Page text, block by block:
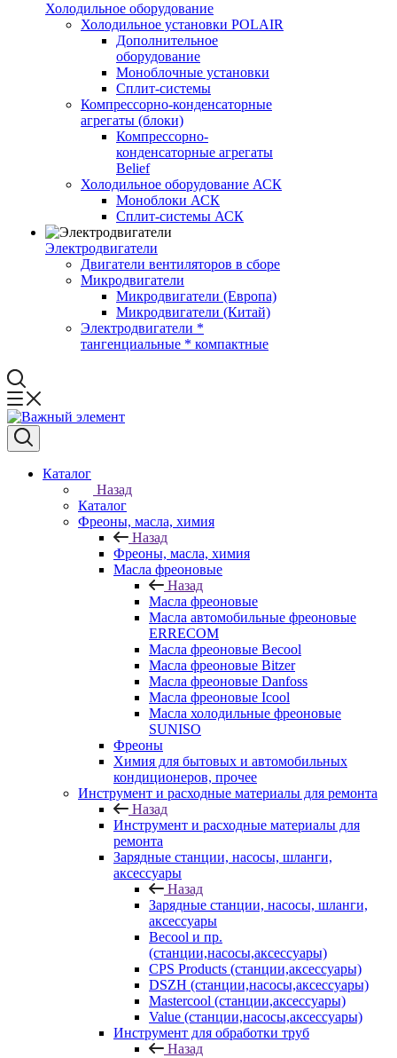
Холодильное оборудование
Холодильное установки POLAIR
Дополнительное
оборудование
Моноблочные установки
Сплит-системы
Компрессорно-конденсаторные
агрегаты (блоки)
Компрессорно-
конденсаторные агрегаты
Belief
Холодильное оборудование АСК
Моноблоки АСК
Сплит-системы АСК
Электродвигатели
Двигатели вентиляторов в сборе
Микродвигатели
Микродвигатели (Европа)
Микродвигатели (Китай)
Электродвигатели *
тангенциальные * компактные
Каталог
Назад
Каталог
Фреоны, масла, химия
Назад
Фреоны, масла, химия
Масла фреоновые
Назад
Масла фреоновые
Масла автомобильные фреоновые
ERRECOM
Масла фреоновые Becool
Масла фреоновые Bitzer
Масла фреоновые Danfoss
Масла фреоновые Icool
Масла холодильные фреоновые
SUNISO
Фреоны
Химия для бытовых и автомобильных
кондиционеров, прочее
Инструмент и расходные материалы для ремонта
Назад
Инструмент и расходные материалы для
ремонта
Зарядные станции, насосы, шланги,
аксессуары
Назад
Зарядные станции, насосы, шланги,
аксессуары
Becool и пр.
(станции,насосы,аксессуары)
CPS Products (станции,аксессуары)
DSZH (станции,насосы,аксессуары)
Mastercool (станции,аксессуары)
Value (станции,насосы,аксессуары)
Инструмент для обработки труб
Назад